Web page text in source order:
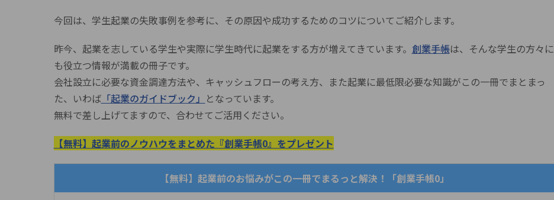
今回は、学生起業の失敗事例を参考に、その原因や成功するためのコツについてご紹介します。
昨今、起業を志している学生や実際に学生時代に起業をする方が増えてきています。 創業手帳は、そんな学生の方々に
も役立つ情報が満載の冊子です。
会社設立に必要な資金調達方法や、キャッシュフローの考え方、また起業に最低限必要な知識がこの一冊でまとまっ
た、いわば「起業のガイドブック」 となっています。
無料で差し上げてますので、合わせてご活用ください。
【無料】起業前のノウハウをまとめた『創業手帳0』をプレゼント
【無料】起業前のお悩みがこの一冊でまるっと解決！「創業手帳0」